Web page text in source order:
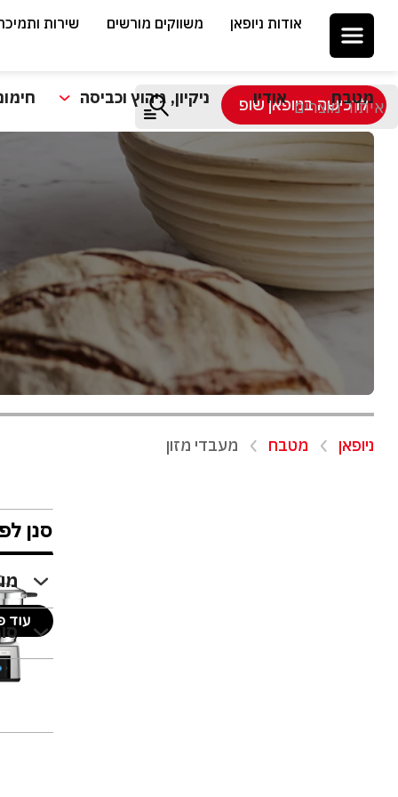
אודות ניופאן משווקים מורשים שירות
מטבח אודיו ניקיון, גיהוץ וכביסה לרכישה בניופאן שופ
ניופאן מטבח מעבדי מזון
-
סנן
עוד